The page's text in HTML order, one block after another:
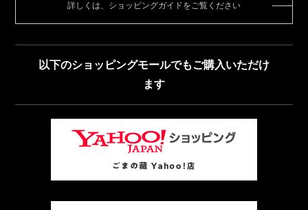
詳しくは、ショッピングガイドをご覧ください
以下のショッピングモールでもご購入いただけ
ます